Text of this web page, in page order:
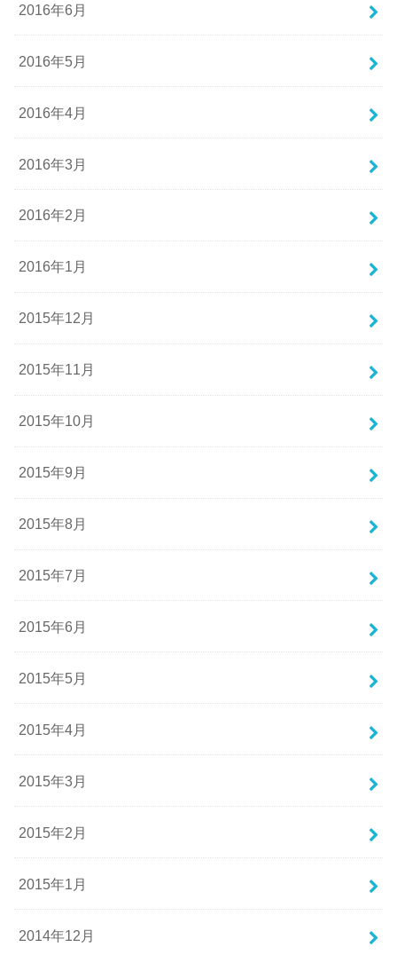
2016年6月
2016年5月
2016年4月
2016年3月
2016年2月
2016年1月
2015年12月
2015年11月
2015年10月
2015年9月
2015年8月
2015年7月
2015年6月
2015年5月
2015年4月
2015年3月
2015年2月
2015年1月
2014年12月